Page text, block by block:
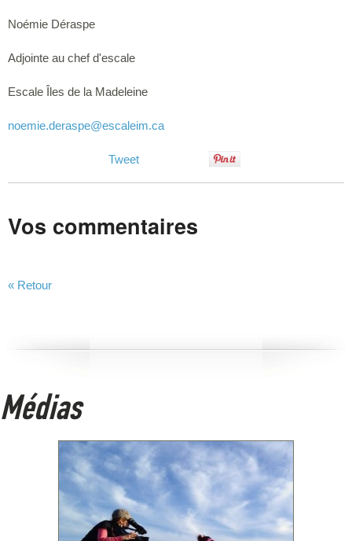
Noémie Déraspe
Adjointe au chef d'escale
Escale Îles de la Madeleine
noemie.deraspe@escaleim.ca
Tweet
Vos commentaires
« Retour
Médias